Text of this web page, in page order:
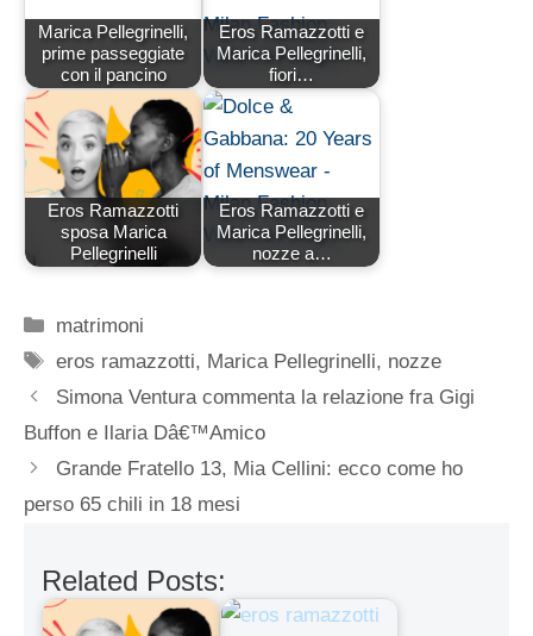
Marica Pellegrinelli,
prime passeggiate
con il pancino
Eros Ramazzotti e
Marica Pellegrinelli,
fiori…
Eros Ramazzotti
sposa Marica
Pellegrinelli
Eros Ramazzotti e
Marica Pellegrinelli,
nozze a…
Categorie
matrimoni
Tag
eros ramazzotti, Marica Pellegrinelli, nozze
Simona Ventura commenta la relazione fra Gigi
Buffon e Ilaria Dâ€™Amico
Grande Fratello 13, Mia Cellini: ecco come ho
perso 65 chili in 18 mesi
Related Posts: